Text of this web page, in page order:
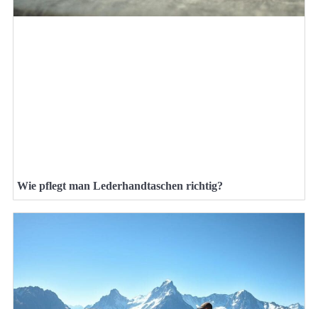
Wie pflegt man Lederhandtaschen richtig?